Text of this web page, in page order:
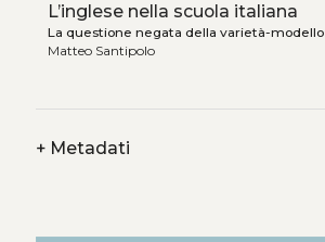
L’inglese nella scuola italiana
La questione negata della varietà-modello
Matteo Santipolo
+Metadati